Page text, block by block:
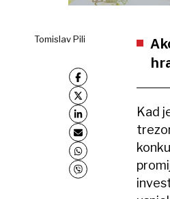
Tomislav Pili
Kad